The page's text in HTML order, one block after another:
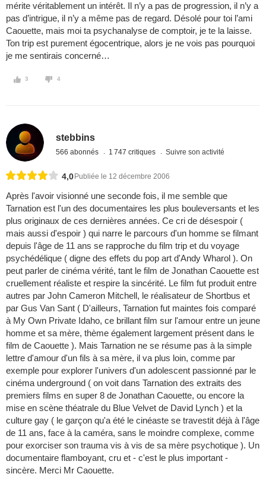
mérite véritablement un intérêt. Il n’y a pas de progression, il n’y a
pas d’intrigue, il n’y a même pas de regard. Désolé pour toi l’ami
Caouette, mais moi ta psychanalyse de comptoir, je te la laisse.
Ton trip est purement égocentrique, alors je ne vois pas pourquoi
je me sentirais concerné…
3 4
stebbins
566 abonnés 1 747 critiques Suivre son activité
4,0 Publiée le 12 décembre 2006
Après l'avoir visionné une seconde fois, il me semble que
Tarnation est l'un des documentaires les plus bouleversants et les
plus originaux de ces dernières années. Ce cri de désespoir (
mais aussi d'espoir ) qui narre le parcours d'un homme se filmant
depuis l'âge de 11 ans se rapproche du film trip et du voyage
psychédélique ( digne des effets du pop art d'Andy Wharol ). On
peut parler de cinéma vérité, tant le film de Jonathan Caouette est
cruellement réaliste et respire la sincérité. Le film fut produit entre
autres par John Cameron Mitchell, le réalisateur de Shortbus et
par Gus Van Sant ( D'ailleurs, Tarnation fut maintes fois comparé
à My Own Private Idaho, ce brillant film sur l'amour entre un jeune
homme et sa mère, thème également largement présent dans le
film de Caouette ). Mais Tarnation ne se résume pas à la simple
lettre d'amour d'un fils à sa mère, il va plus loin, comme par
exemple pour explorer l'univers d'un adolescent passionné par le
cinéma underground ( on voit dans Tarnation des extraits des
premiers films en super 8 de Jonathan Caouette, ou encore la
mise en scène théatrale du Blue Velvet de David Lynch ) et la
culture gay ( le garçon qu'a été le cinéaste se travestit déjà à l'âge
de 11 ans, face à la caméra, sans le moindre complexe, comme
pour exorciser son trauma vis à vis de sa mère psychotique ). Un
documentaire flamboyant, cru et - c'est le plus important -
sincère. Merci Mr Caouette.